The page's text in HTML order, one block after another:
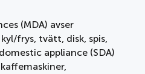
(MDA) avser
frys, tvätt, disk, spis,
appliance (SDA)